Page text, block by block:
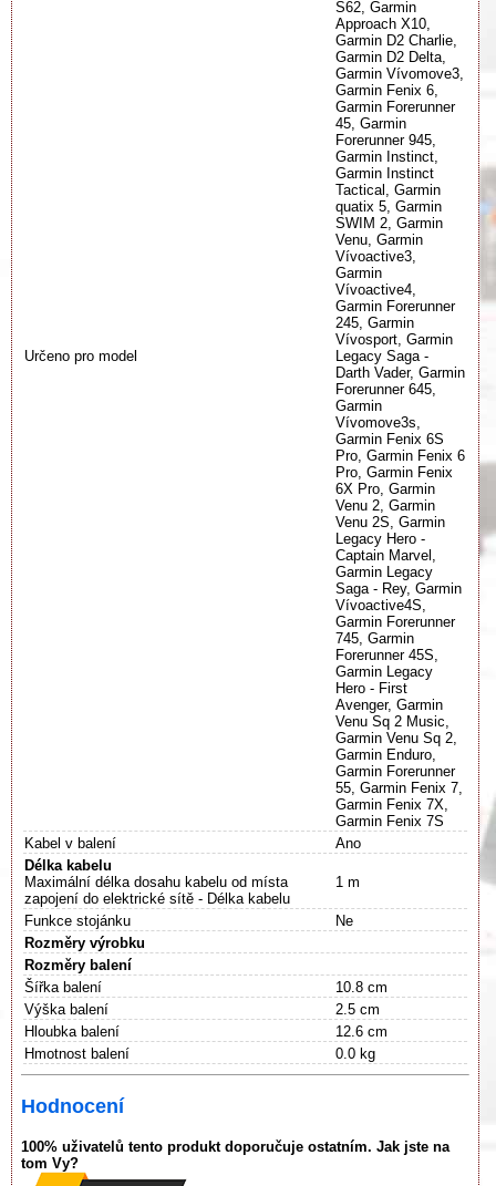
Určeno pro model
S62, Garmin
Approach X10,
Garmin D2 Charlie,
Garmin D2 Delta,
Garmin Vívomove3,
Garmin Fenix 6,
Garmin Forerunner
45, Garmin
Forerunner 945,
Garmin Instinct,
Garmin Instinct
Tactical, Garmin
quatix 5, Garmin
SWIM 2, Garmin
Venu, Garmin
Vívoactive3,
Garmin
Vívoactive4,
Garmin Forerunner
245, Garmin
Vívosport, Garmin
Legacy Saga -
Darth Vader, Garmin
Forerunner 645,
Garmin
Vívomove3s,
Garmin Fenix 6S
Pro, Garmin Fenix 6
Pro, Garmin Fenix
6X Pro, Garmin
Venu 2, Garmin
Venu 2S, Garmin
Legacy Hero -
Captain Marvel,
Garmin Legacy
Saga - Rey, Garmin
Vívoactive4S,
Garmin Forerunner
745, Garmin
Forerunner 45S,
Garmin Legacy
Hero - First
Avenger, Garmin
Venu Sq 2 Music,
Garmin Venu Sq 2,
Garmin Enduro,
Garmin Forerunner
55, Garmin Fenix 7,
Garmin Fenix 7X,
Garmin Fenix 7S
Kabel v balení
Ano
Délka kabelu
Maximální délka dosahu kabelu od místa
zapojení do elektrické sítě - Délka kabelu
1 m
Funkce stojánku
Ne
Rozměry výrobku
Rozměry balení
Šířka balení
10.8 cm
Výška balení
2.5 cm
Hloubka balení
12.6 cm
Hmotnost balení
0.0 kg
Hodnocení
100% uživatelů tento produkt doporučuje ostatním. Jak jste na
tom Vy?